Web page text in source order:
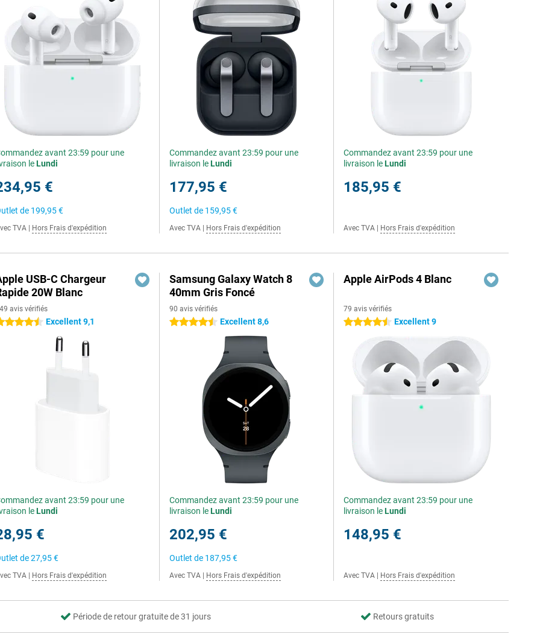
avant 23:59 pour une
leLundi
€
de 199,95 €
TVA Hors Frais d'expédition
Commandez avant 23:59 pour une
livraison leLundi
177,95 €
Outlet de 159,95 €
Avec TVA Hors Frais d'expédition
Commandez avant 23:59 pour une
livraison leLundi
185,95 €
Avec TVA Hors Frais d'expédition
USB-C Chargeur
20W Blanc
avis vérifiés
étoiles Excellent 9,1
avant 23:59 pour une
leLundi
€
de27,95 €
TVA Hors Frais d'expédition
Samsung Galaxy Watch 8
40mm Gris Foncé
90 avis vérifiés
4.5 étoiles Excellent 8,6
Commandez avant 23:59 pour une
livraison leLundi
202,95 €
Outlet de 187,95 €
Avec TVA Hors Frais d'expédition
Apple AirPods 4 Blanc
79 avis vérifiés
4.5 étoiles Excellent 9
Commandez avant 23:59 pour une
livraison leLundi
148,95 €
Avec TVA Hors Frais d'expédition
Période de retour gratuite de 31 jours Retours gratuits